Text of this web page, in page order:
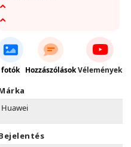
fotók HozzászólásokVélemények
Huawei